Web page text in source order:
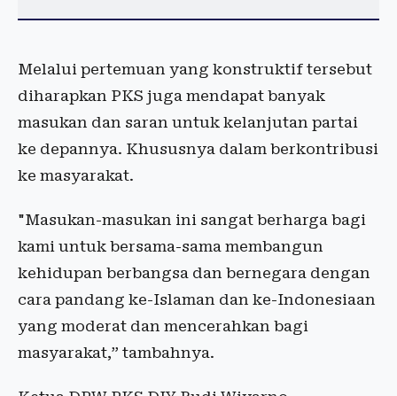
Melalui pertemuan yang konstruktif tersebut
diharapkan PKS juga mendapat banyak
masukan dan saran untuk kelanjutan partai
ke depannya. Khususnya dalam berkontribusi
ke masyarakat.
"Masukan-masukan ini sangat berharga bagi
kami untuk bersama-sama membangun
kehidupan berbangsa dan bernegara dengan
cara pandang ke-Islaman dan ke-Indonesiaan
yang moderat dan mencerahkan bagi
masyarakat,” tambahnya.